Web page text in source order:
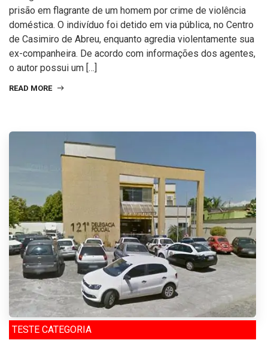
prisão em flagrante de um homem por crime de violência
doméstica. O indivíduo foi detido em via pública, no Centro
de Casimiro de Abreu, enquanto agredia violentamente sua
ex-companheira. De acordo com informações dos agentes,
o autor possui um […]
READ MORE
TESTE CATEGORIA